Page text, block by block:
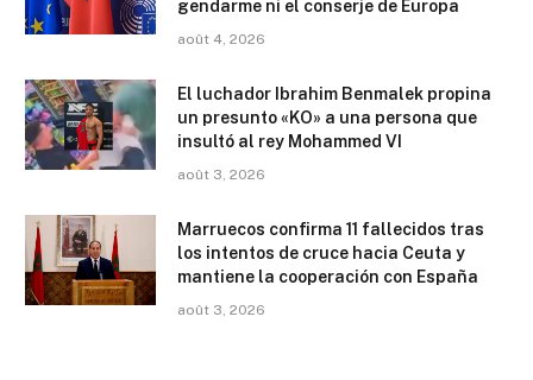
gendarme ni el conserje de Europa
août 4, 2026
El luchador Ibrahim Benmalek propina
un presunto «KO» a una persona que
insultó al rey Mohammed VI
août 3, 2026
Marruecos confirma 11 fallecidos tras
los intentos de cruce hacia Ceuta y
mantiene la cooperación con España
août 3, 2026